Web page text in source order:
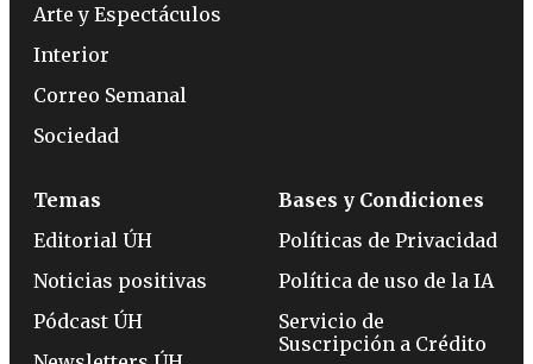
Arte y Espectáculos
Interior
Correo Semanal
Sociedad
Temas
Editorial ÚH
Noticias positivas
Pódcast ÚH
Bases y Condiciones
Políticas de Privacidad
Política de uso de la IA
Servicio de
Suscripción a Crédito